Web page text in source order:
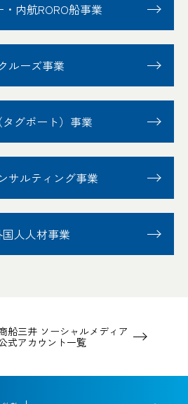
・内航RORO船事業
ルーズ事業
タグボート）事業
サルティング事業
国人人材事業
船三井 ソーシャルメディア
式アカウント一覧